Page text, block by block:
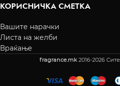
КОРИСНИЧКА СМЕТКА
Вашите нарачки
Листа на желби
Враќање
fragrance.mk 2016-2026